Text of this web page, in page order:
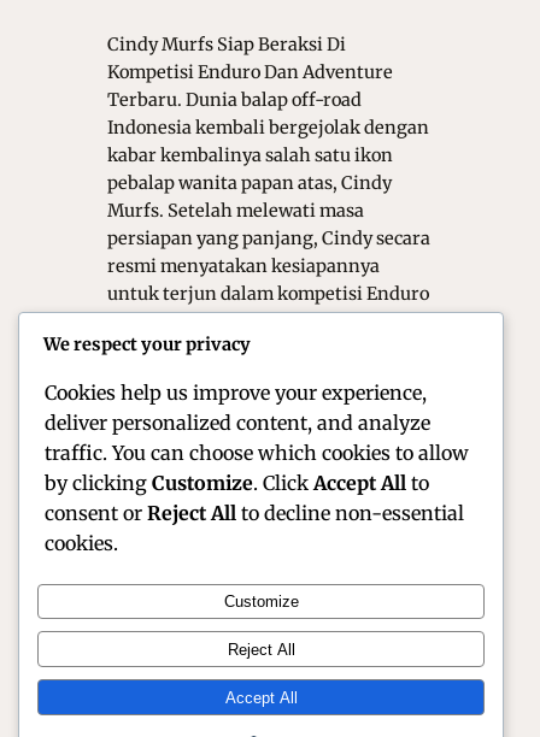
Cindy Murfs Siap Beraksi Di
Kompetisi Enduro Dan Adventure
Terbaru. Dunia balap off-road
Indonesia kembali bergejolak dengan
kabar kembalinya salah satu ikon
pebalap wanita papan atas, Cindy
Murfs. Setelah melewati masa
persiapan yang panjang, Cindy secara
resmi menyatakan kesiapannya
untuk terjun dalam kompetisi Enduro
Kehadirannya tidak hanya
Official Site of Christian Montanari | Racer &
Motorsport Profile
We respect your privacy
Cookies help us improve your experience,
deliver personalized content, and analyze
traffic. You can choose which cookies to allow
by clicking Customize. Click Accept All to
consent or Reject All to decline non-essential
cookies.
Customize
Reject All
Accept All